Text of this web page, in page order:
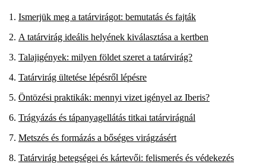
Ismerjük meg a tatárvirágot: bemutatás és fajták
A tatárvirág ideális helyének kiválasztása a kertben
Talajigények: milyen földet szeret a tatárvirág?
Tatárvirág ültetése lépésről lépésre
Öntözési praktikák: mennyi vizet igényel az Iberis?
Trágyázás és tápanyagellátás titkai tatárvirágnál
Metszés és formázás a bőséges virágzásért
Tatárvirág betegségei és kártevői: felismerés és védekezés